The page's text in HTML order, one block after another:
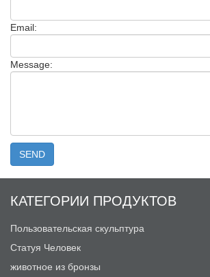
Email:
Message:
КАТЕГОРИИ ПРОДУКТОВ
Пользовательская скульптура
Статуя Человек
животное из бронзы